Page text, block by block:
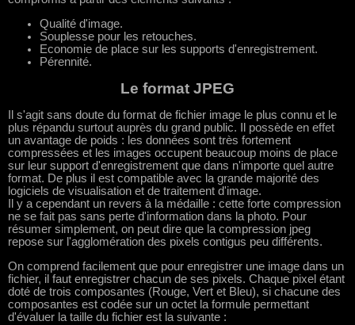
Qualité d'image.
Souplesse pour les retouches.
Economie de place sur les supports d'enregistrement.
Pérennité.
Le format JPEG
Il s'agit sans doute du format de fichier image le plus connu et le
plus répandu surtout auprès du grand public. Il possède en effet
un avantage de poids : les données sont très fortement
compressées et les images occupent beaucoup moins de place
sur leur support d'enregistrement que dans n'importe quel autre
format. De plus il est compatible avec la grande majorité des
logiciels de visualisation et de traitement d'image.
Il y a cependant un revers à la médaille : cette forte compression
ne se fait pas sans perte d'information dans la photo. Pour
résumer simplement, on peut dire que la compression jpeg
repose sur l'agglomération des pixels contigus peu différents.
On comprend facilement que pour enregistrer une image dans un
fichier, il faut enregistrer chacun de ses pixels. Chaque pixel étant
doté de trois composantes (Rouge, Vert et Bleu), si chacune des
composantes est codée sur un octet la formule permettant
d'évaluer la taille du fichier est la suivante :